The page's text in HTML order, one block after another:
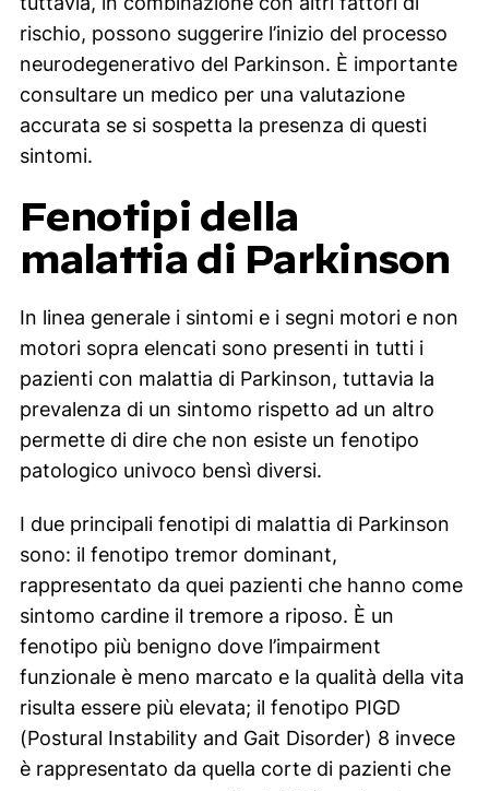
rischio, possono suggerire l’inizio del processo
neurodegenerativo del Parkinson. È importante
consultare un medico per una valutazione
accurata se si sospetta la presenza di questi
sintomi.
Fenotipi della
malattia di Parkinson
In linea generale i sintomi e i segni motori e non
motori sopra elencati sono presenti in tutti i
pazienti con malattia di Parkinson, tuttavia la
prevalenza di un sintomo rispetto ad un altro
permette di dire che non esiste un fenotipo
patologico univoco bensì diversi.
I due principali fenotipi di malattia di Parkinson
sono: il fenotipo tremor dominant,
rappresentato da quei pazienti che hanno come
sintomo cardine il tremore a riposo. È un
fenotipo più benigno dove l’impairment
funzionale è meno marcato e la qualità della vita
risulta essere più elevata; il fenotipo PIGD
(Postural Instability and Gait Disorder) 8 invece
è rappresentato da quella corte di pazienti che